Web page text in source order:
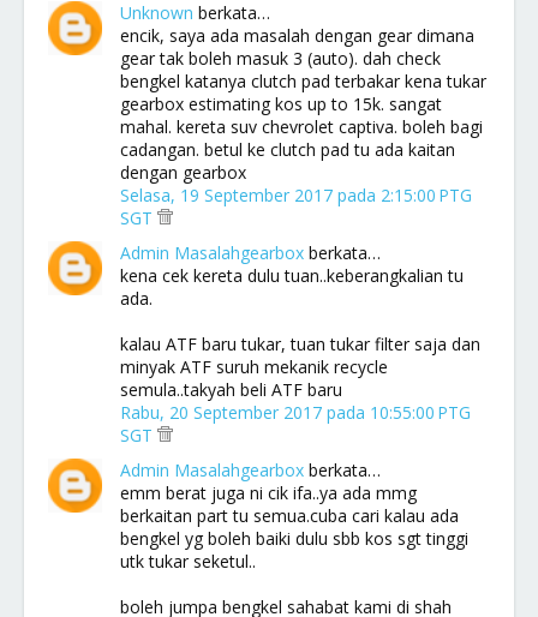
Unknown berkata…
encik, saya ada masalah dengan gear dimana
gear tak boleh masuk 3 (auto). dah check
bengkel katanya clutch pad terbakar kena tukar
gearbox estimating kos up to 15k. sangat
mahal. kereta suv chevrolet captiva. boleh bagi
cadangan. betul ke clutch pad tu ada kaitan
dengan gearbox
Selasa, 19 September 2017 pada 2:15:00 PTG
SGT
Admin Masalahgearbox berkata…
kena cek kereta dulu tuan..keberangkalian tu
ada.
kalau ATF baru tukar, tuan tukar filter saja dan
minyak ATF suruh mekanik recycle
semula..takyah beli ATF baru
Rabu, 20 September 2017 pada 10:55:00 PTG
SGT
Admin Masalahgearbox berkata…
emm berat juga ni cik ifa..ya ada mmg
berkaitan part tu semua.cuba cari kalau ada
bengkel yg boleh baiki dulu sbb kos sgt tinggi
utk tukar seketul..
boleh jumpa bengkel sahabat kami di shah